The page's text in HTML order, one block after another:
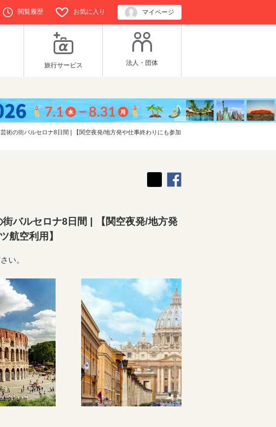
閲覧履歴 お気に入り マイページ
旅行サービス 法人・団体
術の街バルセロナ8日間 | 【関空夜発/地方発や仕事終わりにも参加
バルセロナ8日間 | 【関空夜発/地方発
航空利用】
い。